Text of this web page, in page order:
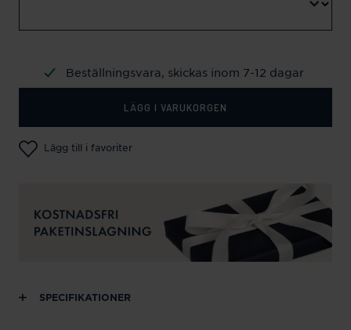
Beställningsvara, skickas inom 7-12 dagar
LÄGG I VARUKORGEN
Lägg till i favoriter
SPECIFIKATIONER